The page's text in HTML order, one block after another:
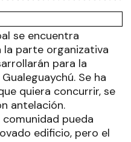
se encuentra
parte organizativa
para la
Se ha
quiera concurrir, se
antelación.
pueda
edificio, pero el